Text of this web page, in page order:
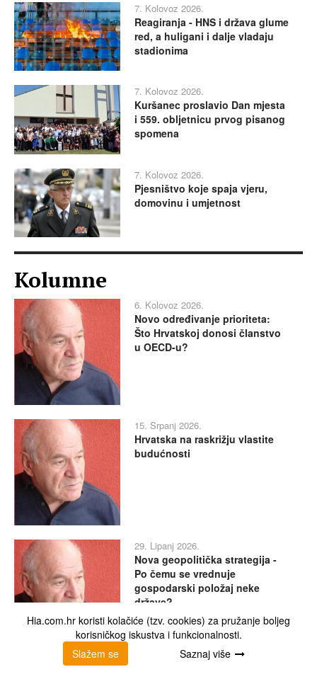
7. Kolovoz 2026.
Reagiranja - HNS i država glume
red, a huligani i dalje vladaju
stadionima
7. Kolovoz 2026.
Kuršanec proslavio Dan mjesta
i 559. obljetnicu prvog pisanog
spomena
7. Kolovoz 2026.
Pjesništvo koje spaja vjeru,
domovinu i umjetnost
Kolumne
6. Kolovoz 2026.
Novo određivanje prioriteta:
Što Hrvatskoj donosi članstvo
u OECD-u?
15. Srpanj 2026.
Hrvatska na raskrižju vlastite
budućnosti
29. Lipanj 2026.
Nova geopolitička strategija -
Po čemu se vrednuje
gospodarski položaj neke
države?
Hia.com.hr koristi kolačiće (tzv. cookies) za pružanje boljeg
korisničkog iskustva i funkcionalnosti.
Slažem se
Saznaj više